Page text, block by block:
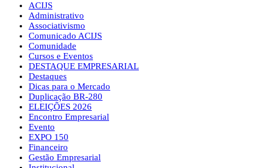
ACIJS
Administrativo
Associativismo
Comunicado ACIJS
Comunidade
Cursos e Eventos
DESTAQUE EMPRESARIAL
Destaques
Dicas para o Mercado
Duplicação BR-280
ELEIÇÕES 2026
Encontro Empresarial
Evento
EXPO 150
Financeiro
Gestão Empresarial